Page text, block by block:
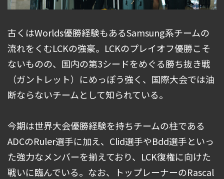
古くはWorlds優勝経験もあるSamsung系チームの
流れをくむLCKの強豪。LCKのプレイオフ優勝こそ
ないものの、国内の第3シードをめぐる勝ち抜き戦
（ガントレット）にめっぽう強く、国際大会では油
断ならないチームとして知られている。
今期は世界大会優勝経験を持ちチームの柱である
ADCのRuler選手に加え、Clid選手やBdd選手といっ
た強力なメンバーを揃えており、LCK復権に向けた
戦いに臨んでいる。なお、トップレーナーのRascal